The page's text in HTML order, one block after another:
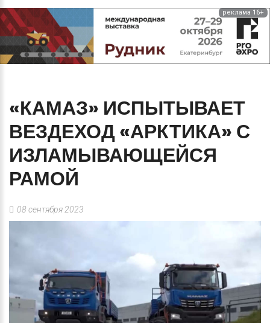
реклама 16+
«КАМАЗ» ИСПЫТЫВАЕТ
ВЕЗДЕХОД«АРКТИКА» С
ИЗЛАМЫВАЮЩЕЙСЯ
РАМОЙ
08 сентября 2023